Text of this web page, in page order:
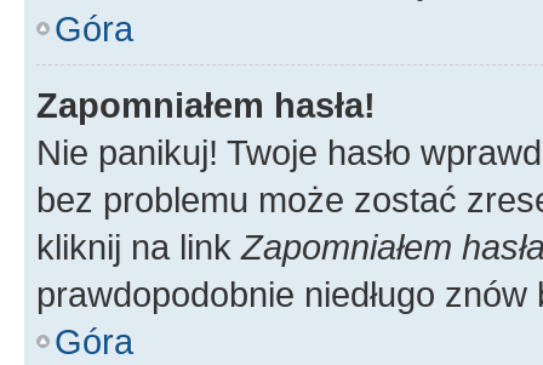
Góra
Zapomniałem hasła!
Nie panikuj! Twoje hasło
bez problemu może zostać
kliknij na link Zapomniałem
prawdopodobnie niedługo
Góra